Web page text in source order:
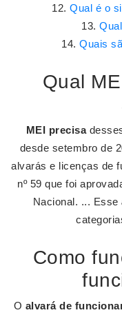
Qual é o
Quais
Qual
MEI precisa
desde setembro de
alvarás e licenças de
nº 59 que foi
Nacional. ... Esse
Como
O alvará de